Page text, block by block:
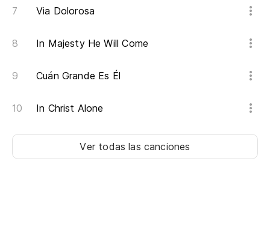
Via Dolorosa
In Majesty He Will Come
Cuán Grande Es Él
In Christ Alone
Ver todas las canciones